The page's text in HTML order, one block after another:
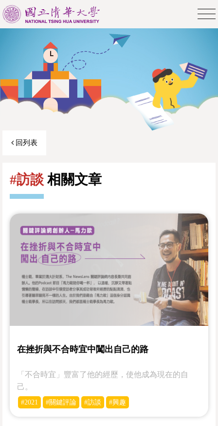
回列表
#訪談 相關文章
在挫折與不合時宜中闖出自己的路
「不合時宜」豐富了他的經歷，使他成為現在的自
己。
#2021 #關鍵評論 #訪談 #興趣